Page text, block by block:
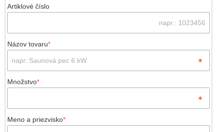
Artiklové číslo
Názov tovaru*
Množstvo*
Meno a priezvisko*